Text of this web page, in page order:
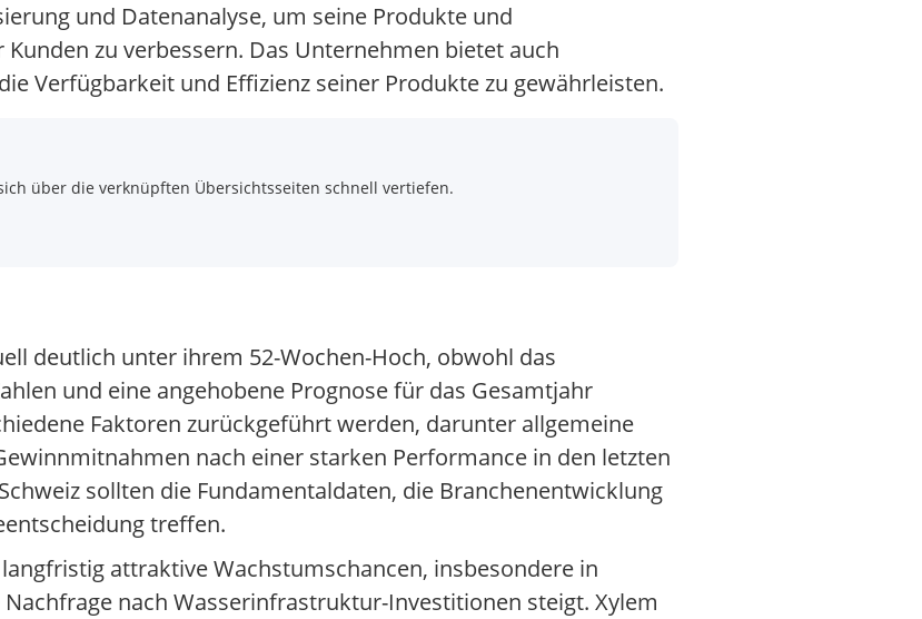
und Datenanalyse, um seine Produkte und
zu verbessern. Das Unternehmen bietet auch
Verfügbarkeit und Effizienz seiner Produkte zu gewährleisten.
über die verknüpften Übersichtsseiten schnell vertiefen.
deutlich unter ihrem 52-Wochen-Hoch, obwohl das
und eine angehobene Prognose für das Gesamtjahr
Faktoren zurückgeführt werden, darunter allgemeine
nach einer starken Performance in den letzten
sollten die Fundamentaldaten, die Branchenentwicklung
treffen.
attraktive Wachstumschancen, insbesondere in
nach Wasserinfrastruktur-Investitionen steigt. Xylem